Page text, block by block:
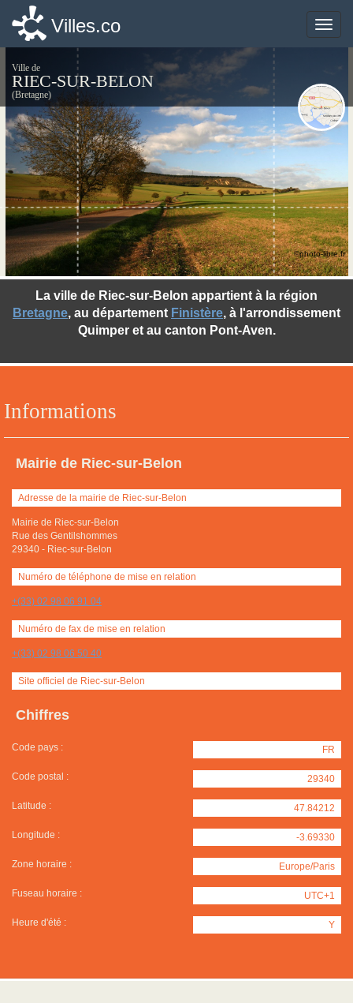
Toggle
Villes.co
Ville de
RIEC-SUR-BELON
(Bretagne)
Informations
Mairie de Riec-sur-Belon
Adresse de la mairie de Riec-sur-Belon
Mairie de Riec-sur-Belon
Rue des Gentilshommes
29340 - Riec-sur-Belon
Numéro de téléphone de mise en relation
+(33) 02 98 06 91 04
Numéro de fax de mise en relation
+(33) 02 98 06 50 40
Site officiel de Riec-sur-Belon
Chiffres
Code pays : FR
Code postal : 29340
Latitude : 47.84212
Longitude : -3.69330
Zone horaire : Europe/Paris
Fuseau horaire : UTC+1
Heure d'été : Y
La ville de Riec-sur-Belon appartient à la région
Bretagne, au département Finistère, à l'arrondissement
Quimper et au canton Pont-Aven.
©photo-libre.fr
Toggle
Villes.co